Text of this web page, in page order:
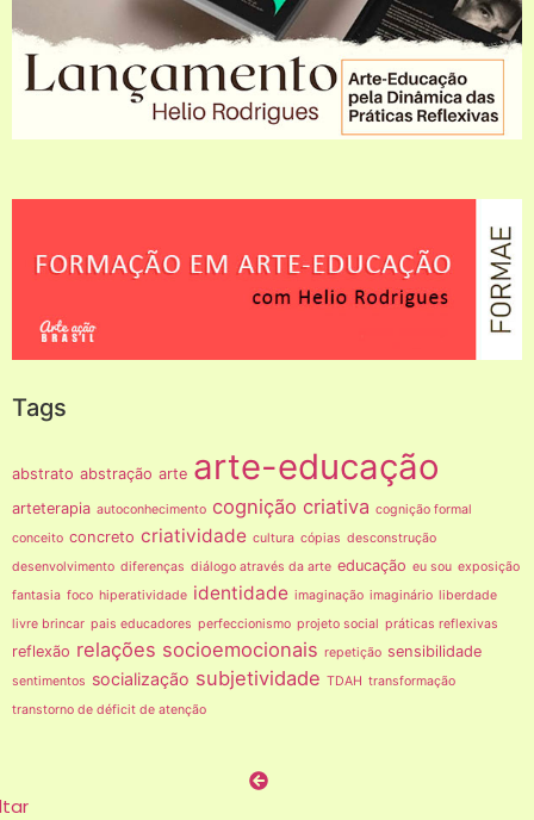
Tags
abstrato abstração arte arte-educação
arteterapia autoconhecimento cognição criativa cognição formal
conceito concreto criatividade cultura cópias desconstrução
desenvolvimento diferenças diálogo através da arte educação eu sou exposição
fantasia foco hiperatividade identidade imaginação imaginário liberdade
livre brincar pais educadores perfeccionismo projeto social práticas reflexivas
reflexão relações socioemocionais repetição sensibilidade
sentimentos socialização subjetividade TDAH transformação
transtorno de déficit de atenção